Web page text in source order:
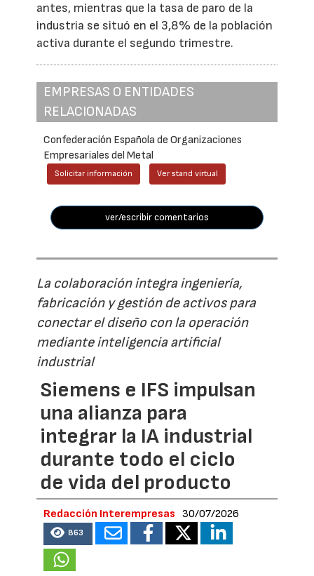
antes, mientras que la tasa de paro de la
industria se situó en el 3,8% de la población
activa durante el segundo trimestre.
EMPRESAS O ENTIDADES
RELACIONADAS
Confederación Española de Organizaciones
Empresariales del Metal
Solicitar información Ver stand virtual
ver/escribir comentarios
La colaboración integra ingeniería,
fabricación y gestión de activos para
conectar el diseño con la operación
mediante inteligencia artificial
industrial
Siemens e IFS impulsan
una alianza para
integrar la IA industrial
durante todo el ciclo
de vida del producto
Redacción Interempresas 30/07/2026
863